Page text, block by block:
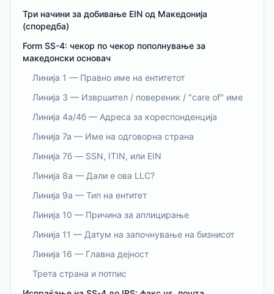
Три начини за добивање EIN од Македонија
(споредба)
Form SS-4: чекор по чекор пополнување за
македонски основач
Линија 1 — Правно име на ентитетот
Линија 3 — Извршител / повереник / "care of" име
Линија 4а/4б — Адреса за кореспонденција
Линија 7а — Име на одговорна страна
Линија 7б — SSN, ITIN, или EIN
Линија 8а — Дали е ова LLC?
Линија 9а — Тип на ентитет
Линија 10 — Причина за аплицирање
Линија 11 — Датум на започнување на бизнисот
Линија 16 — Главна дејност
Трета страна и потпис